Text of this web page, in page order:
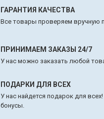
ГАРАНТИЯ КАЧЕСТВА
Все товары проверяем вручную
ПРИНИМАЕМ ЗАКАЗЫ 24/7
У нас можно заказать любой
ПОДАРКИ ДЛЯ ВСЕХ
У нас найдется подарок для
бонусы.